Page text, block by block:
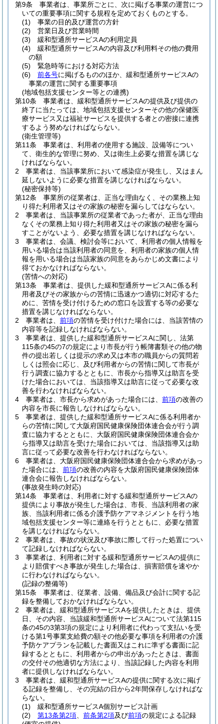
第9条
事業者は、事業所ごとに、次に掲げる事業の運営につ
いての重要事項に関する規程を定めておくものとする。
(1)
事業の目的及び運営の方針
(2)
営業日及び営業時間
(3)
緩和型通所サービスAの利用定員
(4)
緩和型通所サービスAの内容及び利用料その他の費用
の額
(5)
緊急時等における対応方法
(6)
前各号に掲げるもののほか、緩和型通所サービスAの
事業の運営に関する重要事項
(地域包括支援センター等との連携)
第10条
事業者は、緩和型通所サービスAの提供及び提供の
終了に当たっては、地域包括支援センターその他の保健医
療サービス又は福祉サービスを提供する者との密接に連携
するよう努めなければならない。
(衛生管理等)
第11条
事業者は、利用者の使用する施設、設備等につい
て、衛生的な管理に努め、又は衛生上必要な措置を講じな
ければならない。
2
事業者は、当該事業所において感染症が発生し、又はまん
延しないように必要な措置を講じなければならない。
(秘密保持等)
第12条
事業所の従業者は、正当な理由なく、その業務上知
り得た利用者又はその家族の秘密を漏らしてはならない。
2
事業者は、当該事業所の従業者であった者が、正当な理由
なくその業務上知り得た利用者又はその家族の秘密を漏ら
すことがないよう、必要な措置を講じなければならない。
3
事業者は、会議、検討会等において、利用者の個人情報を
用いる場合は当該利用者の同意を、利用者の家族の個人情
報を用いる場合は当該家族の同意をあらかじめ文書により
得ておかなければならない。
(苦情への対応)
第13条
事業者は、提供した緩和型通所サービスAに係る利
用者及びその家族からの苦情に迅速かつ適切に対応するた
めに、苦情を受け付けるための窓口を設置する等の必要な
措置を講じなければならない。
2
事業者は、 前項の苦情を受け付けた場合には、当該苦情の
内容等を記録しなければならない。
3
事業者は、提供した緩和型通所サービスAに関し、法第
115条の45の7の規定により市長が行う帳簿書類その他の物
件の提出若しくは提示の求め又は本市の職員からの質問若
しくは照会に応じ、及び利用者からの苦情に関して市長が
行う調査に協力するとともに、市長から指導又は助言を受
けた場合においては、当該指導又は助言に従って必要な改
善を行わなければならない。
4
事業者は、市長から求めがあった場合には、 前項の改善の
内容を市長に報告しなければならない。
5
事業者は、提供した緩和型通所サービスAに係る利用者か
らの苦情に関して大阪府国民健康保険団体連合会が行う調
査に協力するとともに、大阪府国民健康保険団体連合会か
ら指導又は助言を受けた場合においては、当該指導又は助
言に従って必要な改善を行わなければならない。
6
事業者は、大阪府国民健康保険団体連合会から求めがあっ
た場合には、 前項の改善の内容を大阪府国民健康保険団体
連合会に報告しなければならない。
(事故発生時の対応)
第14条
事業者は、利用者に対する緩和型通所サービスAの
提供により事故が発生した場合は、市長、当該利用者の家
族、当該利用者に係る介護予防ケアマネジメントを行う地
域包括支援センター等に連絡を行うとともに、必要な措置
を講じなければならない。
2
事業者は、事故の状況及び事故に際して行った処置につい
て記録しなければならない。
3
事業者は、利用者に対する緩和型通所サービスAの提供に
より賠償すべき事故が発生した場合は、損害賠償を速やか
に行わなければならない。
(記録の整備等)
第15条
事業者は、従業者、設備、備品及び会計に関する記
録を整備しておかなければならない。
2
事業者は、緩和型通所サービスAを提供したときは、提供
日、その内容、当該緩和型通所サービスAについて法第115
条の45の3第3項の規定により利用者に代わって支払いを受
ける第1号事業支給費の額その他必要な事項を利用者の介護
予防ケアプランを記載した書面又はこれに準ずる書面に記
録するとともに、利用者からの申出があったときは、書面
の交付その他適切な方法により、当該記録した内容を利用
者に提供しなければならない。
3
事業者は、緩和型通所サービスAの提供に関する次に掲げ
る記録を整備し、その完結の日から2年間保存しなければな
らない。
(1)
緩和型通所サービスA個別サービス計画
(2)
第13条第2項 前条第2項及び前項の規定による記録